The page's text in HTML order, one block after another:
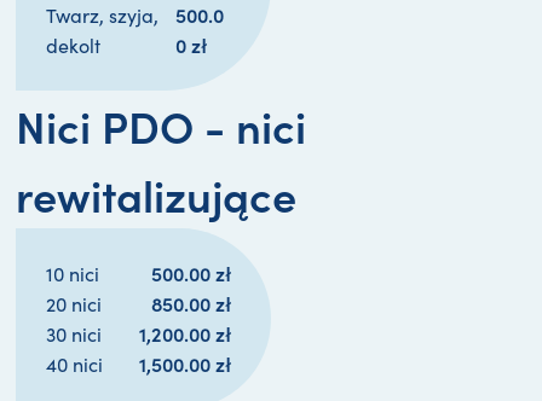
Twarz, szyja,
dekolt
500.0
0 zł
Nici PDO - nici
rewitalizujące
10 nici 500.00 zł
20 nici 850.00 zł
30 nici 1,200.00 zł
40 nici 1,500.00 zł